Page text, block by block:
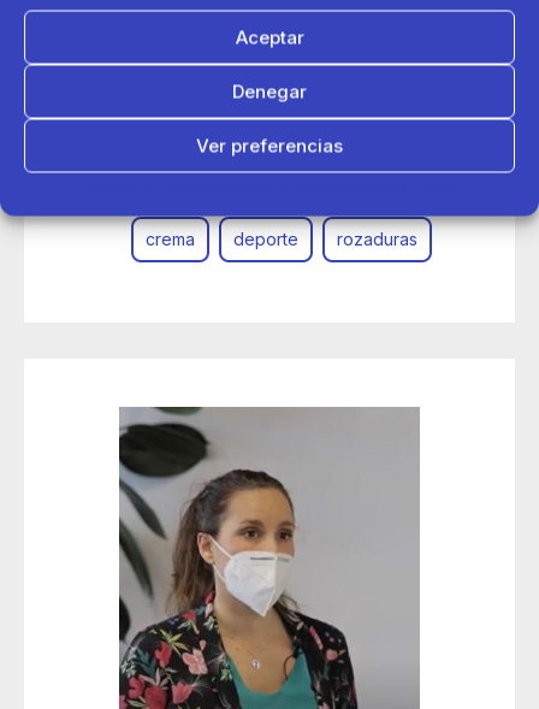
Aceptar
Denegar
Ver preferencias
crema deporte rozaduras